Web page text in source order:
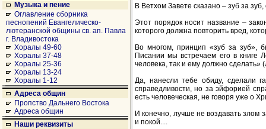
Музыка и пение
Оглавление сборника
песнопений Евангелическо-
лютеранской общины св. ап. Павла
г. Владивостока
Хоралы 49-60
Хоралы 37-48
Хоралы 25-36
Хоралы 13-24
Хоралы 1-12
Адреса общин
Пропство Дальнего Востока
Адреса общин
Наши реквизиты
В Ветхом Завете сказано – зуб за зуб,
Этот порядок носит название –
которого должна повторить вред,
Во многом, принцип «зуб за зуб»,
Писании мы встречаем его в книге
человека, так и ему должно сделать»
Да, нанесли тебе обиду, сделали
справедливости, но за эйфорией
есть человеческая, не говоря уже о
И конечно, лучше не воздавать злом
и покой....